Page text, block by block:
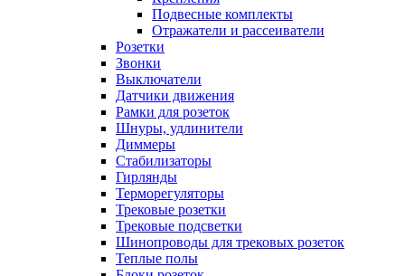
Подвесные комплекты
Отражатели и рассеиватели
Розетки
Звонки
Выключатели
Датчики движения
Рамки для розеток
Шнуры, удлинители
Диммеры
Стабилизаторы
Гирлянды
Терморегуляторы
Трековые розетки
Трековые подсветки
Шинопроводы для трековых розеток
Теплые полы